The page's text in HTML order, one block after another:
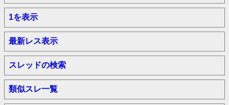
1を表示
最新レス表示
スレッドの検索
類似スレ一覧